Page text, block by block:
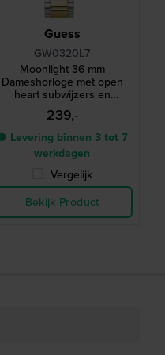
Guess
GW0320L7
Moonlight 36 mm
Dameshorloge met open
heart subwijzers en
kristallen
239,-
Levering binnen 3 tot 7
werkdagen
Vergelijk
Bekijk Product